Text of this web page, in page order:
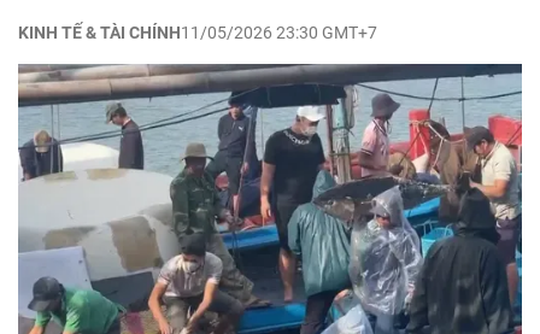
KINH TẾ & TÀI CHÍNH11/05/2026 23:30 GMT+7